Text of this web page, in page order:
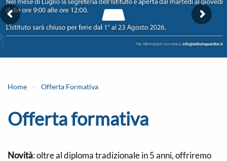
Home Offerta Formativa
Offerta formativa
Novità: oltre al diploma tradizionale in 5 anni, offriremo